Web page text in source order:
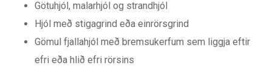
Götuhjól, malarhjól og strandhjól
Hjól með stigagrind eða einrörsgrind
Gömul fjallahjól með bremsukerfum sem liggja eftir
efri eða hlið efri rörsins